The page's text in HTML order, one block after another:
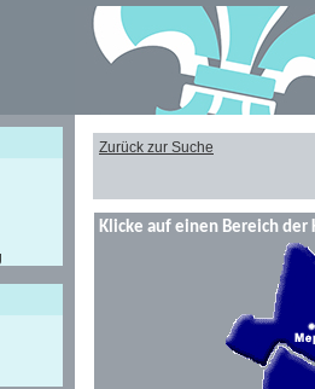
Zurück zur Suche
Klicke auf einen Bereich der